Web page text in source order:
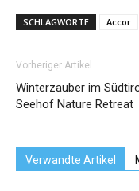
SCHLAGWORTE Accor
Vorheriger Artikel
Winterzauber im
Seehof Nature Retreat
Verwandte Artikel